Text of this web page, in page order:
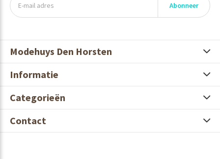
Abonneer
Modehuys Den Horsten
Informatie
Categorieën
Contact